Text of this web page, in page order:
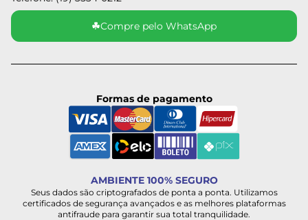
☘Compre pelo WhatsApp
Formas de pagamento
AMBIENTE 100% SEGURO
Seus dados são criptografados de ponta a ponta. Utilizamos
certificados de segurança avançados e as melhores plataformas
antifraude para garantir sua total tranquilidade.